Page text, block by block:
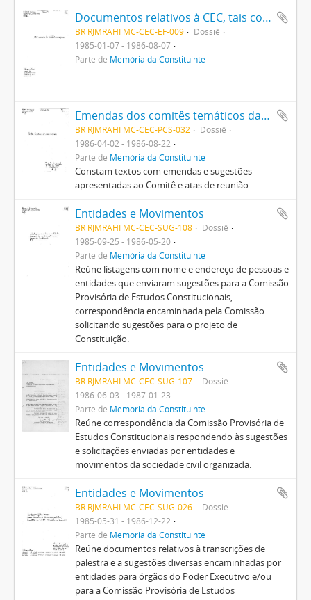
Documentos relativos à CEC, tais como: regimento, normas, propostas de agenda e de cronograma, sugestões sobre estrutura e funcionamento
BR RJMRAHI MC-CEC-EF-009
Dossiê
1985-01-07 - 1986-08-07
Parte de Memória da Constituinte
Emendas dos comitês temáticos da CEC e documentos do Comitê de Disposições Adicionais
BR RJMRAHI MC-CEC-PCS-032
Dossiê
1986-04-02 - 1986-08-22
Parte de Memória da Constituinte
Constam textos com emendas e sugestões
apresentadas ao Comitê e atas de reunião.
Entidades e Movimentos
BR RJMRAHI MC-CEC-SUG-108
Dossiê
1985-09-25 - 1986-05-20
Parte de Memória da Constituinte
Reúne listagens com nome e endereço de pessoas e
entidades que enviaram sugestões para a Comissão
Provisória de Estudos Constitucionais,
correspondência encaminhada pela Comissão
solicitando sugestões para o projeto de
Constituição.
Entidades e Movimentos
BR RJMRAHI MC-CEC-SUG-107
Dossiê
1986-06-03 - 1987-01-23
Parte de Memória da Constituinte
Reúne correspondência da Comissão Provisória de
Estudos Constitucionais respondendo às sugestões
e solicitações enviadas por entidades e
movimentos da sociedade civil organizada.
Entidades e Movimentos
BR RJMRAHI MC-CEC-SUG-026
Dossiê
1985-05-31 - 1986-12-22
Parte de Memória da Constituinte
Reúne documentos relativos à transcrições de
palestra e a sugestões diversas encaminhadas por
entidades para órgãos do Poder Executivo e/ou
para a Comissão Provisória de Estudos